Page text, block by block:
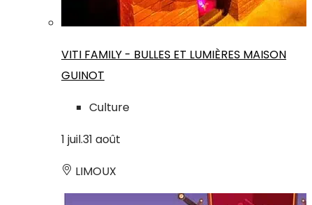
VITI FAMILY - BULLES ET LUMIÈRES MAISON
GUINOT
Culture
1 juil.31 août
LIMOUX